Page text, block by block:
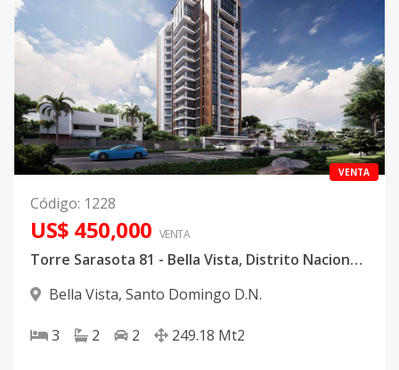
VENTA
Código: 1228
US$ 450,000 VENTA
Torre Sarasota 81 - Bella Vista, Distrito Nacional - Apartamento con terraza privada
Bella Vista, Santo Domingo D.N.
3 2 2 249.18 Mt2